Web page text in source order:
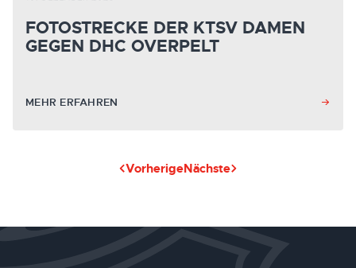
FOTOSTRECKE DER KTSV DAMEN
GEGEN DHC OVERPELT
MEHR ERFAHREN
VorherigeNächste